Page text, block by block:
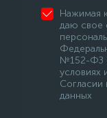
Нажимая
даю свое
№152-ФЗ
условиях
Согласии
данных